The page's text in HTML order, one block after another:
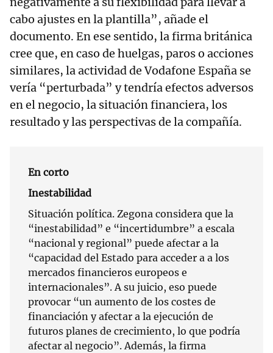
cabo ajustes en la plantilla”, añade el
documento. En ese sentido, la firma británica
cree que, en caso de huelgas, paros o acciones
similares, la actividad de Vodafone España se
vería “perturbada” y tendría efectos adversos
en el negocio, la situación financiera, los
resultado y las perspectivas de la compañía.
En corto
Inestabilidad
Situación política. Zegona considera que la
“inestabilidad” e “incertidumbre” a escala
“nacional y regional” puede afectar a la
“capacidad del Estado para acceder a a los
mercados financieros europeos e
internacionales”. A su juicio, eso puede
provocar “un aumento de los costes de
financiación y afectar a la ejecución de
futuros planes de crecimiento, lo que podría
afectar al negocio”. Además, la firma